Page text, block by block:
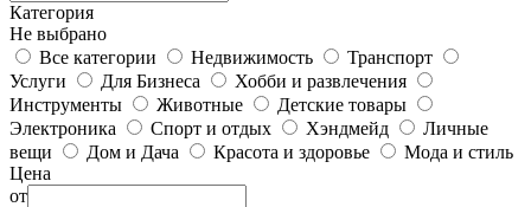
Категория
Не выбрано
Все категории
Недвижимость
Транспорт
Услуги
Для Бизнеса
Хобби и развлечения
Инструменты
Животные
Детские товары
Электроника
Спорт и отдых Хэндмейд
Личные
вещи
Дом и Дача Красота и здоровье
Мода и стиль
Цена
от